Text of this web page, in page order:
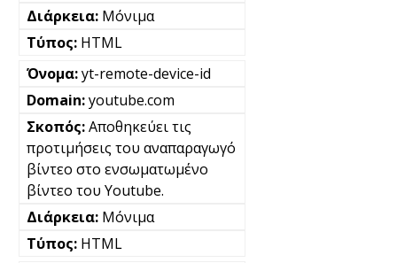
Μόνιμα
HTML
yt-remote-device-id
youtube.com
Αποθηκεύει τις
προτιμήσεις του αναπαραγωγό
βίντεο στο ενσωματωμένο
βίντεο του Youtube.
Μόνιμα
HTML